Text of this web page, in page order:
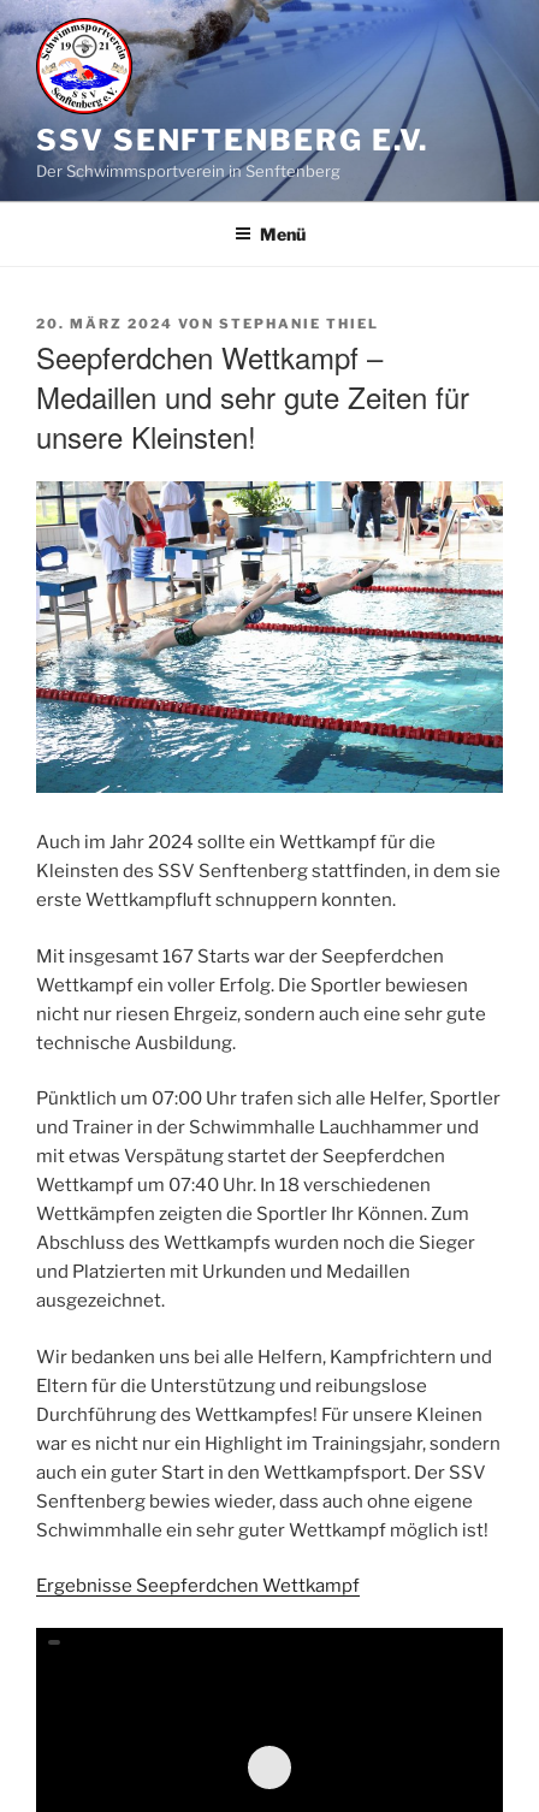
Zum
Inhalt
springen
SSV SENFTENBERG E.V.
Der Schwimmsportverein in Senftenberg
Menü
VERÖFFENTLICHT
20. MÄRZ 2024 VON STEPHANIE THIEL
Seepferdchen Wettkampf –
Medaillen und sehr gute Zeiten für
unsere Kleinsten!
Auch im Jahr 2024 sollte ein Wettkampf für die
Kleinsten des SSV Senftenberg stattfinden, in dem sie
erste Wettkampfluft schnuppern konnten.
Mit insgesamt 167 Starts war der Seepferdchen
Wettkampf ein voller Erfolg. Die Sportler bewiesen
nicht nur riesen Ehrgeiz, sondern auch eine sehr gute
technische Ausbildung.
Pünktlich um 07:00 Uhr trafen sich alle Helfer, Sportler
und Trainer in der Schwimmhalle Lauchhammer und
mit etwas Verspätung startet der Seepferdchen
Wettkampf um 07:40 Uhr. In 18 verschiedenen
Wettkämpfen zeigten die Sportler Ihr Können. Zum
Abschluss des Wettkampfs wurden noch die Sieger
und Platzierten mit Urkunden und Medaillen
ausgezeichnet.
Wir bedanken uns bei alle Helfern, Kampfrichtern und
Eltern für die Unterstützung und reibungslose
Durchführung des Wettkampfes! Für unsere Kleinen
war es nicht nur ein Highlight im Trainingsjahr, sondern
auch ein guter Start in den Wettkampfsport. Der SSV
Senftenberg bewies wieder, dass auch ohne eigene
Schwimmhalle ein sehr guter Wettkampf möglich ist!
Ergebnisse Seepferdchen Wettkampf